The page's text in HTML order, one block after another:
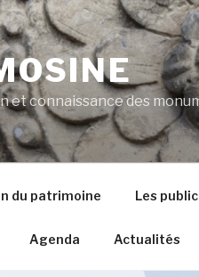
et connaissance des
du patrimoine Les
Agenda Actualités